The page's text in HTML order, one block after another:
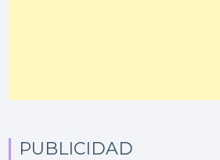
PUBLICIDAD